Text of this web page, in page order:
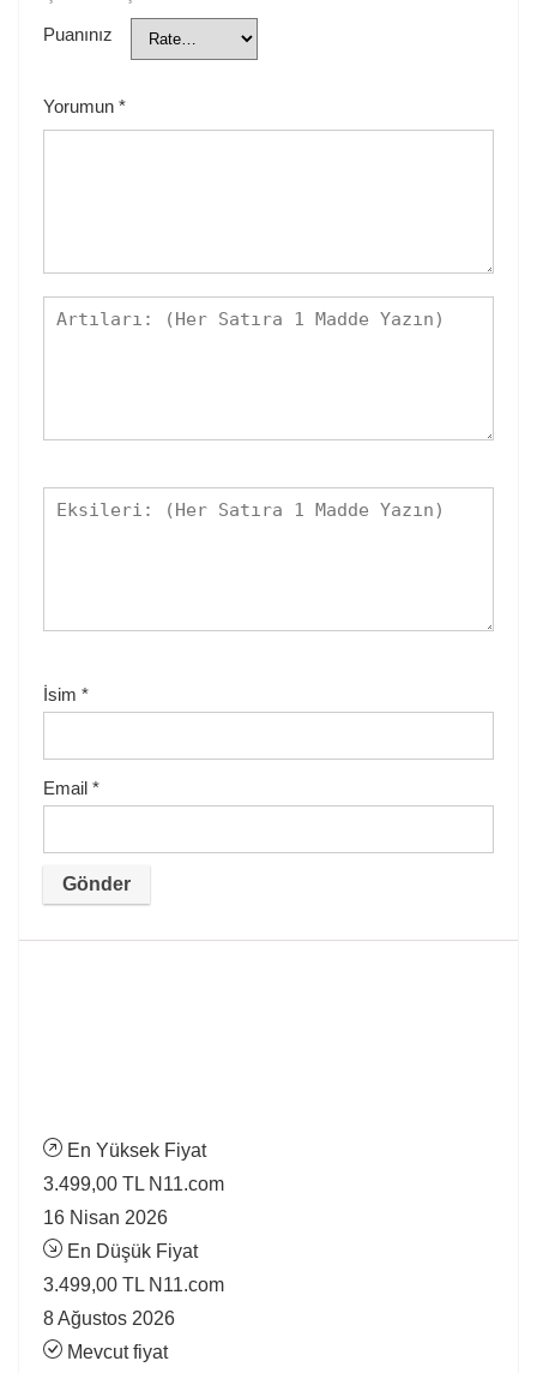
Puanınız
Yorumun *
İsim *
Email *
En Yüksek Fiyat
3.499,00 TL N11.com
16 Nisan 2026
En Düşük Fiyat
3.499,00 TL N11.com
8 Ağustos 2026
Mevcut fiyat